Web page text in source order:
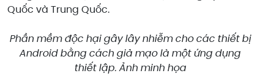
Quốc và Trung Quốc.
Phần mềm độc hại gây lây nhiễm cho các thiết bị
Android bằng cách giả mạo là một ứng dụng
thiết lập. Ảnh minh họa